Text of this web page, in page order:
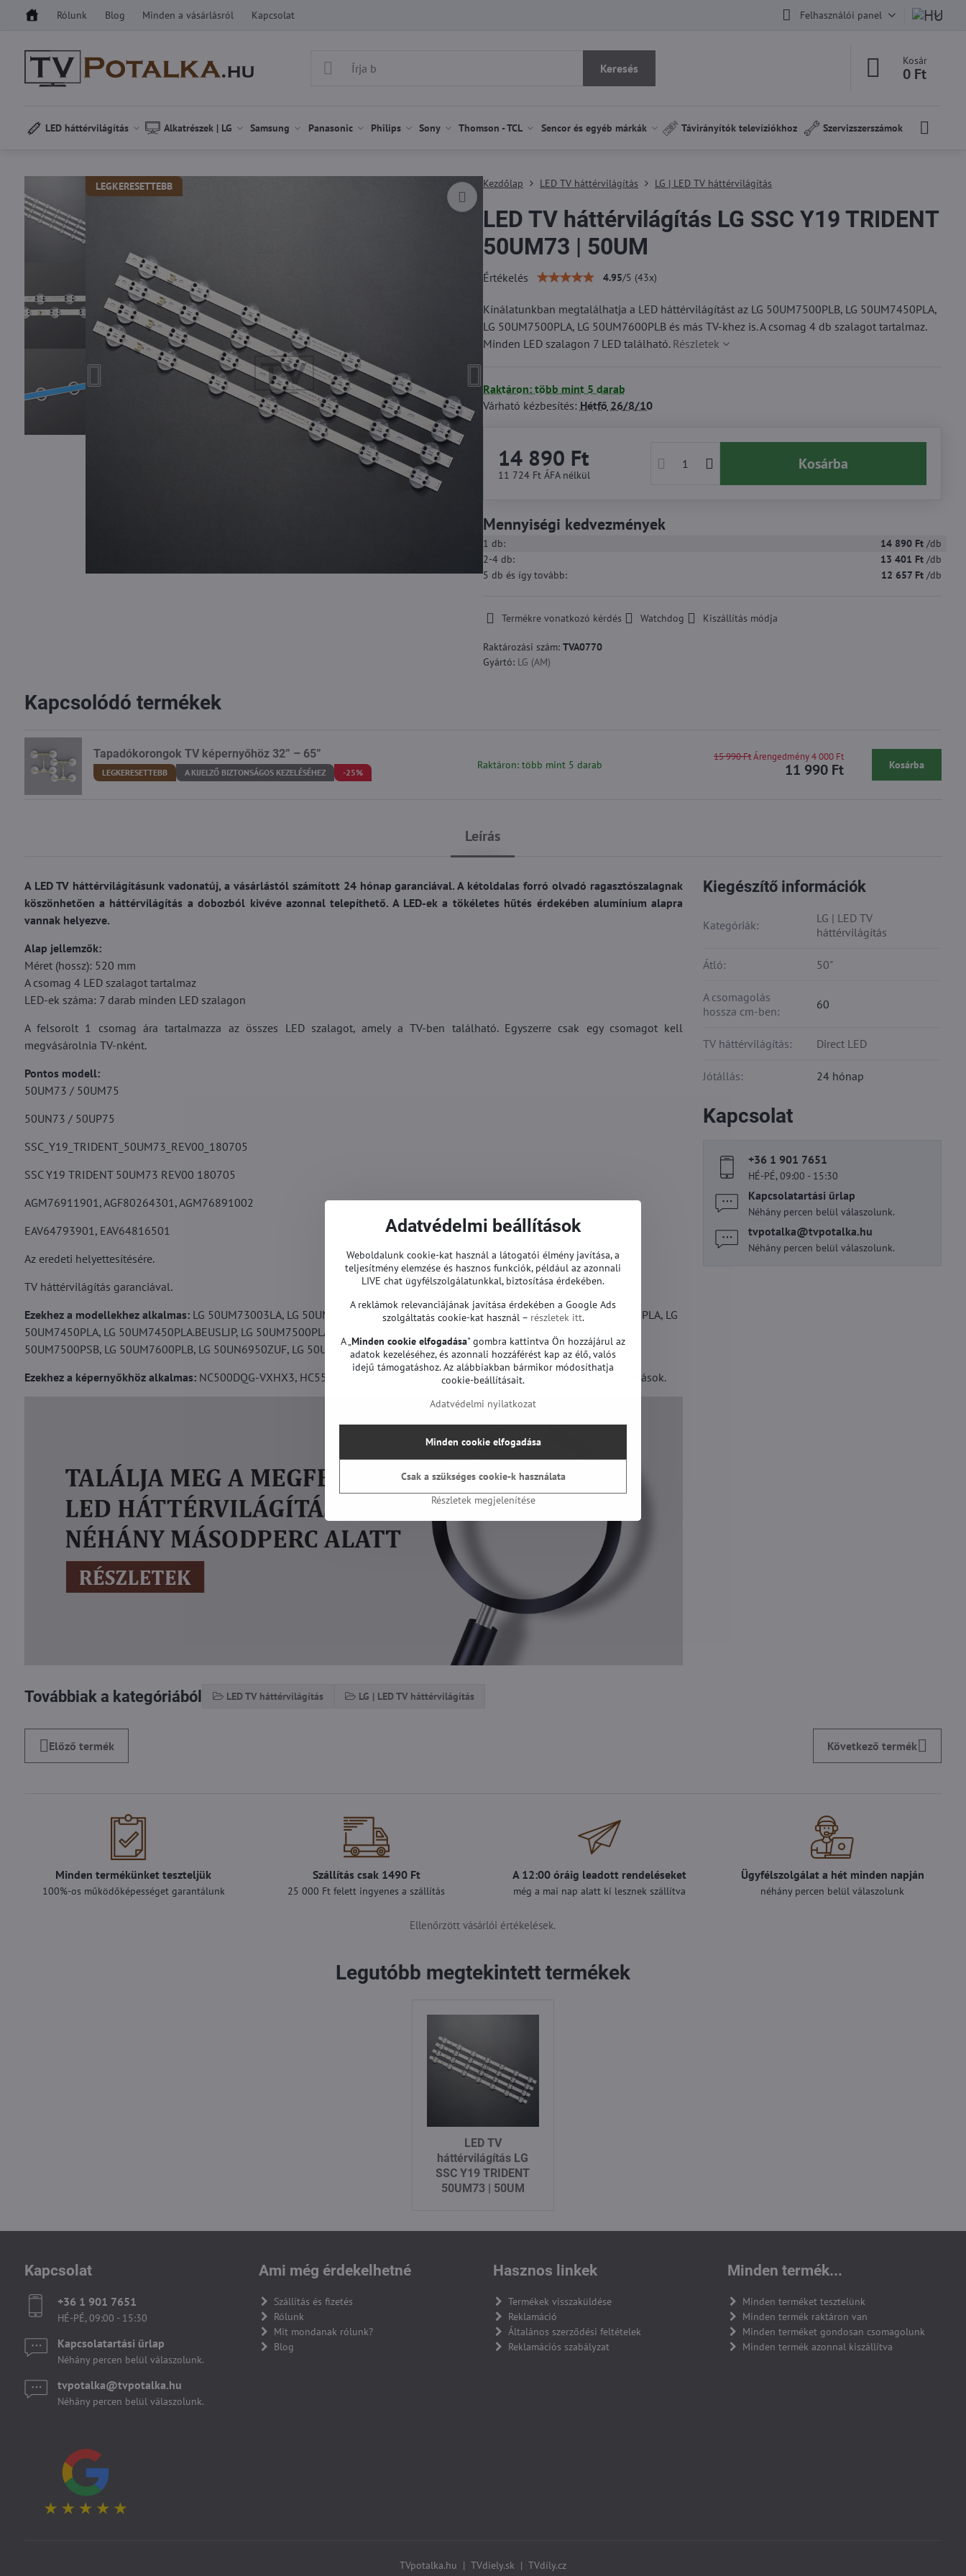
Rólunk Blog Minden a vásárlásról Kapcsolat Felhasználói panel
Keresés
Kosár
0 Ft
LED háttérvilágítás Alkatrészek | LG Samsung Panasonic Philips Sony Thomson - TCL Sencor és egyéb márkák Távirányítók televíziókhoz Szervizszerszámok
LEGKERESETTEBB Kezdőlap LED TV háttérvilágítás LG | LED TV háttérvilágítás
LED TV háttérvilágítás LG SSC Y19 TRIDENT
50UM73 | 50UM
Értékelés 4.95/5 (43x)
Kínálatunkban megtalálhatja a LED háttérvilágítást az LG 50UM7500PLB, LG 50UM7450PLA,
LG 50UM7500PLA, LG 50UM7600PLB és más TV-khez is. A csomag 4 db szalagot tartalmaz.
Minden LED szalagon 7 LED található. Részletek
Raktáron: több mint 5 darab
Várható kézbesítés: Hétfő 26/8/10
14 890 Ft
11 724 Ft ÁFA nélkül
Kosárba
Mennyiségi kedvezmények
1 db: 14 890 Ft /db
2-4db: 13 401 Ft /db
5 db és így tovább: 12 657 Ft /db
Termékre vonatkozó kérdés Watchdog Kiszállítás módja
Raktározási szám: TVA0770
Gyártó: LG (AM)
Leírás
A LED TV háttérvilágításunk vadonatúj, a vásárlástól számított 24 hónap garanciával. A kétoldalas forró olvadó ragasztószalagnak
köszönhetően a háttérvilágítás a dobozból kivéve azonnal telepíthető. A LED-ek a tökéletes hűtés érdekében alumínium alapra
vannak helyezve.
Alap jellemzők:
Méret (hossz): 520 mm
A csomag 4 LED szalagot tartalmaz
LED-ek száma: 7 darab minden LED szalagon
A felsorolt 1 csomag ára tartalmazza az összes LED szalagot, amely a TV-ben található. Egyszerre csak egy csomagot kell
megvásárolnia TV-nként.
Pontos modell:
50UM73 / 50UM75
50UN73 / 50UP75
SSC_Y19_TRIDENT_50UM73_REV00_180705
SSC Y19 TRIDENT 50UM73 REV00 180705
AGM76911901, AGF80264301, AGM76891002
EAV64793901, EAV64816501
Az eredeti helyettesítésére.
TV háttérvilágítás garanciával.
Ezekhez a modellekhez alkalmas: LG 50UM73003LA, LG 50UM7300AUE, LG 50UM7360PSA, LG 50UM74507LA, LG 50UM7450PLA, LG
50UM7450PLA, LG 50UM7450PLA.BEUSLJP, LG 50UM7500PLA, LG 50UM7500PLA, LG 50UM7500PLA, LG 50UM7500PSB, LG
50UM7500PSB, LG 50UM7600PLB, LG 50UN6950ZUF, LG 50UN73003LA, LG 50UQ7500, LG 50UP75003LF és mások.
Ezekhez a képernyőkhöz alkalmas:NC500DQG-VXHX3, HC550DQG-SLXA1-A14X SLXL3-A125, HC500DQN-VCXR1-A14X és mások.
Továbbiak a kategóriából LED TV háttérvilágítás LG | LED TV háttérvilágítás
Kiegészítő információk
Kategóriák:
LG | LED TV
háttérvilágítás
Átló: 50"
A csomagolás
hossza cm-ben:
60
TV háttérvilágítás: Direct LED
Jótállás: 24 hónap
Kapcsolat
+36 1 901 7651
HÉ-PÉ, 09:00 - 15:30
Kapcsolatartási űrlap
Néhány percen belül válaszolunk.
tvpotalka​@tvpotalka​.hu
Néhány percen belül válaszolunk.
Előző termék Következő termék
Kapcsolódó termékek
Tapadókorongok TV képernyőhöz 32” – 65”
LEGKERESETTEBB A KIJELZŐ BIZTONSÁGOS KEZELÉSÉHEZ -25%
Raktáron: több mint 5 darab 11 990 Ft
15 990 Ft Árengedmény 4 000 Ft
Kosárba
Minden termékünket teszteljük
100%-os működőképességet garantálunk
Szállítás csak 1490 Ft
25 000 Ft felett ingyenes a szállítás
A 12:00 óráig leadott rendeléseket
még a mai nap alatt ki lesznek szállítva
Ügyfélszolgálat a hét minden napján
néhány percen belül válaszolunk
Ellenőrzött vásárlói értékelések.
Legutóbb megtekintett termékek
LED TV
háttérvilágítás LG
SSC Y19 TRIDENT
50UM73 | 50UM
Kapcsolat
+36 1 901 7651
HÉ-PÉ, 09:00 - 15:30
Kapcsolatartási űrlap
Néhány percen belül válaszolunk.
tvpotalka​@tvpotalka​.hu
Néhány percen belül válaszolunk.
Ami még érdekelhetné
Szállítás és fizetés
Rólunk
Mit mondanak rólunk?
Blog
Hasznos linkek
Termékek visszaküldése
Reklamáció
Általános szerződési feltételek
Reklamációs szabályzat
Minden termék...
Minden terméket tesztelünk
Minden termék raktáron van
Minden terméket gondosan csomagolunk
Minden termék azonnal kiszállítva
TVpotalka.hu | TVdiely.sk | TVdíly.cz
Adatvédelmi beállítások
Weboldalunk cookie-kat használ a látogatói élmény javítása, a
teljesítmény elemzése és hasznos funkciók, például az azonnali
LIVE chat ügyfélszolgálatunkkal, biztosítása érdekében.
A reklámok relevanciájának javítása érdekében a Google Ads
szolgáltatás cookie-kat használ – részletek itt.
A „ Minden cookie elfogadása" gombra kattintva Ön hozzájárul az
adatok kezeléséhez, és azonnali hozzáférést kap az élő, valós
idejű támogatáshoz. Az alábbiakban bármikor módosíthatja
cookie-beállításait.
Adatvédelmi nyilatkozat
Részletek megjelenítése
Minden cookie elfogadása
Csak a szükséges cookie-k használata